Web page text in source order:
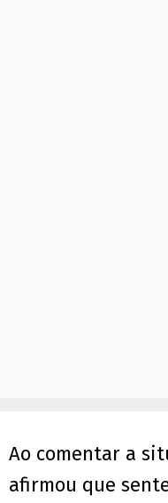
Ao comentar a
afirmou que